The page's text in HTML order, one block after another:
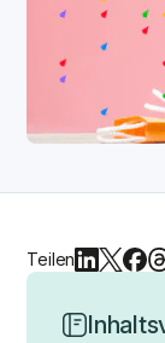
Teilen